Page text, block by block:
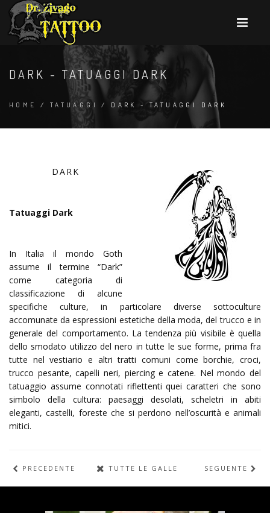
DARK - TATUAGGI DARK
HOME / TATUAGGI / DARK - TATUAGGI DARK
DARK
Tatuaggi Dark
In Italia il mondo Goth
assume il termine “Dark”
come categoria di
classificazione di alcune
specifiche culture, in particolare diverse sottoculture
accomunate da espressioni estetiche della moda, del trucco e in
generale del comportamento. La tendenza più visibile è quella
dello smodato utilizzo del nero in tutte le sue forme, prima fra
tutte nel vestiario e altri tratti comuni come borchie, croci,
trucco pesante, capelli neri, piercing e catene. Nel mondo del
tatuaggio assume connotati riflettenti quei caratteri che sono
simbolo della cultura: paesaggi desolati, scheletri in abiti
eleganti, castelli, foreste che si perdono nell’oscurità e animali
mitici.
PRECEDENTE TUTTE LE GALLERIE SEGUENTE